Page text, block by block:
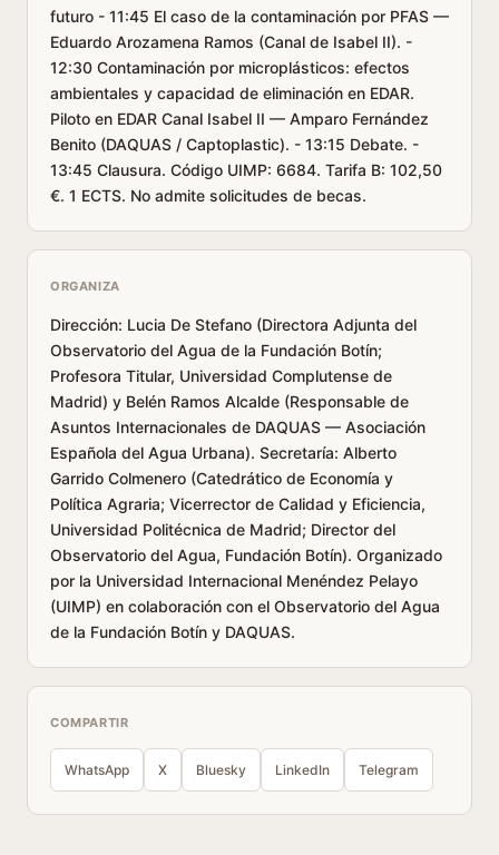
futuro - 11:45 El caso de la contaminación por PFAS —
Eduardo Arozamena Ramos (Canal de Isabel II). -
12:30 Contaminación por microplásticos: efectos
ambientales y capacidad de eliminación en EDAR.
Piloto en EDAR Canal Isabel II — Amparo Fernández
Benito (DAQUAS / Captoplastic). - 13:15 Debate. -
13:45 Clausura. Código UIMP: 6684. Tarifa B: 102,50
€. 1 ECTS. No admite solicitudes de becas.
ORGANIZA
Dirección: Lucia De Stefano (Directora Adjunta del
Observatorio del Agua de la Fundación Botín;
Profesora Titular, Universidad Complutense de
Madrid) y Belén Ramos Alcalde (Responsable de
Asuntos Internacionales de DAQUAS — Asociación
Española del Agua Urbana). Secretaría: Alberto
Garrido Colmenero (Catedrático de Economía y
Política Agraria; Vicerrector de Calidad y Eficiencia,
Universidad Politécnica de Madrid; Director del
Observatorio del Agua, Fundación Botín). Organizado
por la Universidad Internacional Menéndez Pelayo
(UIMP) en colaboración con el Observatorio del Agua
de la Fundación Botín y DAQUAS.
COMPARTIR
WhatsApp X Bluesky LinkedIn Telegram